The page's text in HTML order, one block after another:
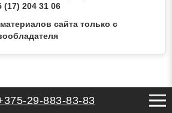
(17) 204 31 06
сайта только с
29-883-83-83